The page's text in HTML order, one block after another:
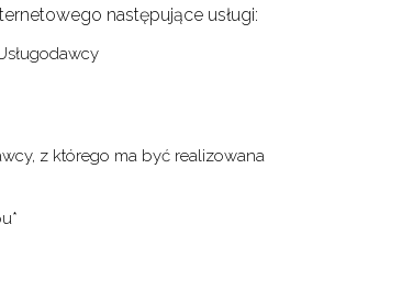
następujące usługi:
z którego ma być realizowana